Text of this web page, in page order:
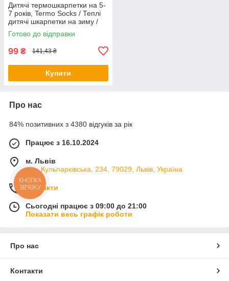
Дитячі термошкарпетки на 5-
7 років, Termo Socks / Теплі
дитячі шкарпетки на зиму /
Термошкарпетки для дітей
Готово до відправки
99 ₴ 141,43 ₴
Купити
Про нас
84% позитивних з 4380 відгуків за рік
Працює з 16.10.2024
м. Львів
вул. Кульпарківська, 234, 79029, Львів, Україна
Контакти
Сьогодні працює з 09:00 до 21:00
Показати весь графік роботи
Про нас
Контакти
КНОПКА
ЗВ'ЯЗКУ